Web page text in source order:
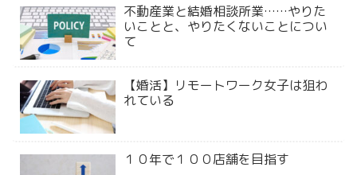
不動産業と結婚相談所業……やりた
いことと、やりたくないことについ
て
【婚活】リモートワーク女子は狙わ
れている
１０年で１００店舗を目指す